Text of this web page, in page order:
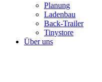
Planung
Ladenbau
Back-Trailer
Tinystore
Über uns